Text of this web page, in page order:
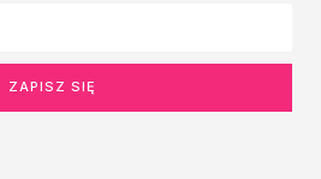
ZAPISZ SIĘ